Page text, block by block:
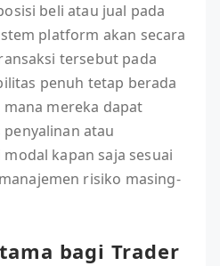
beli atau jual pada
platform akan secara
tersebut pada
penuh tetap berada
mereka dapat
atau
kapan saja sesuai
risiko masing-
bagi Trader